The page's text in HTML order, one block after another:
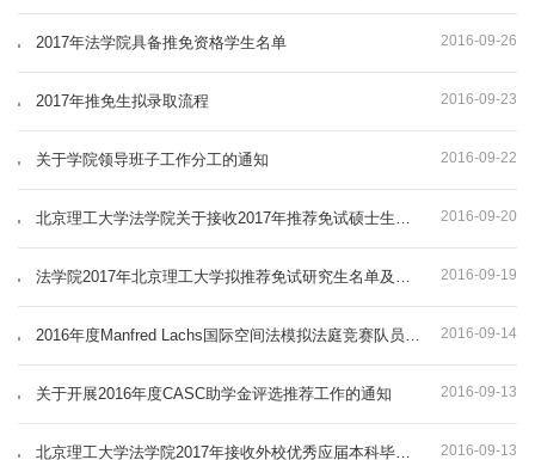
2016-09-26
2017年法学院具备推免资格学生名单
2016-09-23
2017年推免生拟录取流程
2016-09-22
关于学院领导班子工作分工的通知
2016-09-20
2016-09-19
2016-09-14
2016-09-13
关于开展2016年度CASC助学金评选推荐工作的通知
2016-09-13